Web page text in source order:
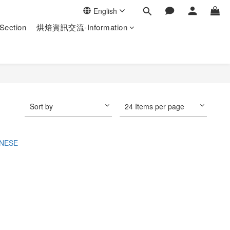
English
烘焙資訊交流-Information
Sort by 24 Items per page